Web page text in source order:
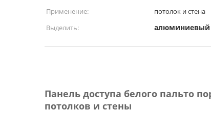
Применение:
потолок и стена
Выделить:
алюминиевый
Панель доступа белого пальто
потолков и стены